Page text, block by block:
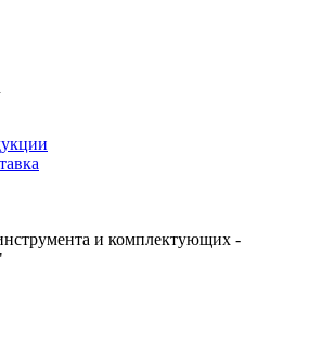
и комплектующих -